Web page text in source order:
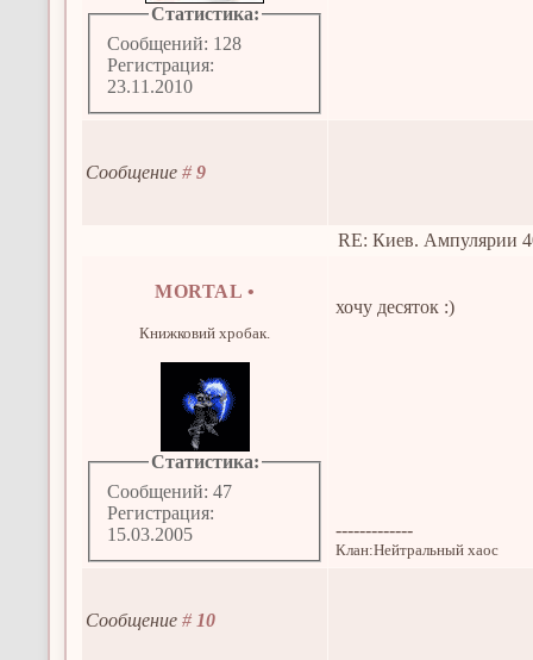
Статистика:
Сообщений: 128
Регистрация:
23.11.2010
Сообщение#9
RE: Киев. Ампулярии
MORTAL •
Книжковий хробак.
Статистика:
Сообщений: 47
Регистрация:
15.03.2005
хочу десяток :)
-------------
Клан:Нейтральный хаос
Сообщение# 10